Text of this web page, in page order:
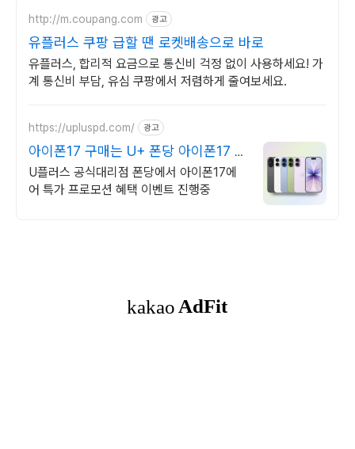
http://m.coupang.com 광고
유플러스 쿠팡 급할 땐 로켓배송으로 바로
유플러스, 합리적 요금으로 통신비 걱정 없이 사용하세요! 가
계 통신비 부담, 유심 쿠팡에서 저렴하게 줄여보세요.
https://upluspd.com/ 광고
아이폰17 구매는 U+ 폰당 아이폰17 특
가 한정판매
U플러스 공식대리점 폰당에서 아이폰17에
어 특가 프로모션 혜택 이벤트 진행중